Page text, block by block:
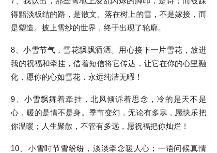
得黯淡板结的路，是散文。落在树上的雪，不是嫁接，而
是塑造。披上雪纱的世界，终于出现了轮廓。
8、小雪节气，雪花飘飘洒洒。用心接下一片雪花，放进
我的祝福和牵挂，借着短信将它传达，让它在你的心里融
化，愿你的心如雪花，永远纯洁无暇！
9、小雪飘舞着牵挂，北风倾诉着思念，冷的是天不是
心，暖的是情不是身。季节变幻，无论有多寒，愿快乐把
你温暖；人生聚散，不管有多远，愿祝福把你灿烂！
10、小雪时节雪纷纷，淡淡牵念暖人心；一语问候真情